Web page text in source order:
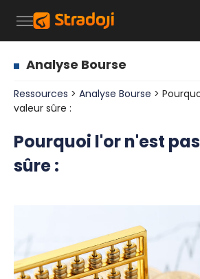
Analyse Bourse
Ressources > Analyse Bourse >
valeur sûre :
Pourquoi l'or n'est
sûre :